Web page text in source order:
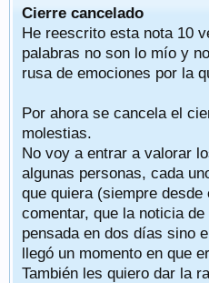
Cierre cancelado
He reescrito esta nota 10
palabras no son lo mío y
rusa de emociones por la
Por ahora se cancela el
molestias.
No voy a entrar a valorar
algunas personas, cada
que quiera (siempre
comentar, que la noticia
pensada en dos días sino
llegó un momento en que
También les quiero dar la